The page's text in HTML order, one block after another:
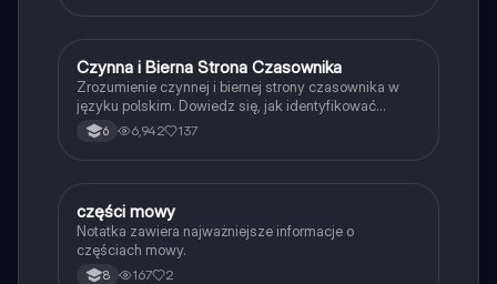
Język polski
Czynna i Bierna Strona Czasownika
Zrozumienie czynnej i biernej strony czasownika w
języku polskim. Dowiedz się, jak identyfikować
podmiot, orzeczenie i dopełnienie w zdaniach
czynnych i biernych. Przykłady ilustrujące różnice
6 6,942 137
Język polski
części mowy
Notatka zawiera najważniejsze informacje o
częściach mowy.
8 167 2